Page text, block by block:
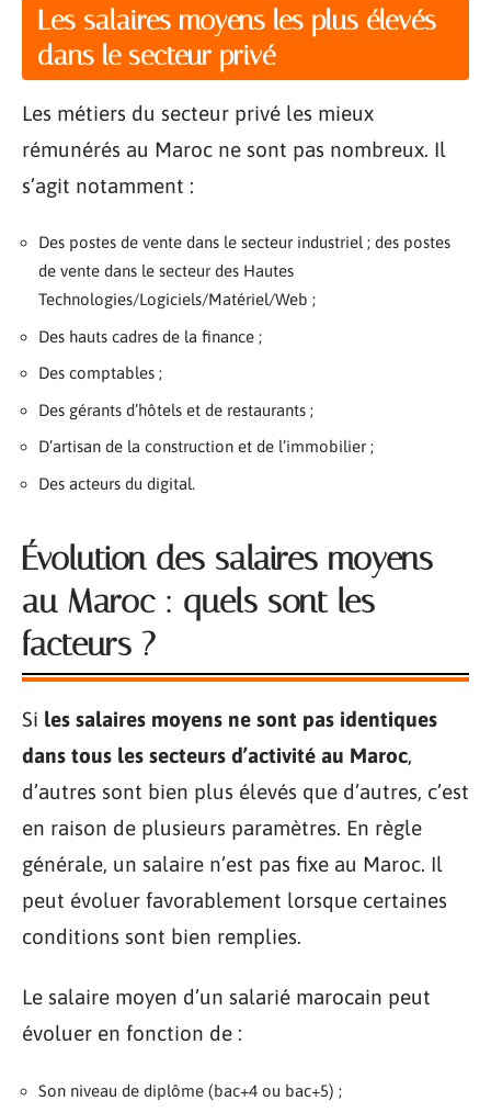
Les salaires moyens les plus élevés
dans le secteur privé
Les métiers du secteur privé les mieux
rémunérés au Maroc ne sont pas nombreux. Il
s’agit notamment :
Des postes de vente dans le secteur industriel ; des postes
de vente dans le secteur des Hautes
Technologies/Logiciels/Matériel/Web ;
Des hauts cadres de la finance ;
Des comptables ;
Des gérants d’hôtels et de restaurants ;
D’artisan de la construction et de l’immobilier ;
Des acteurs du digital.
Évolution des salaires moyens
au Maroc : quels sont les
facteurs ?
Si les salaires moyens ne sont pas identiques
dans tous les secteurs d’activité au Maroc,
d’autres sont bien plus élevés que d’autres, c’est
en raison de plusieurs paramètres. En règle
générale, un salaire n’est pas fixe au Maroc. Il
peut évoluer favorablement lorsque certaines
conditions sont bien remplies.
Le salaire moyen d’un salarié marocain peut
évoluer en fonction de :
Son niveau de diplôme (bac+4 ou bac+5) ;